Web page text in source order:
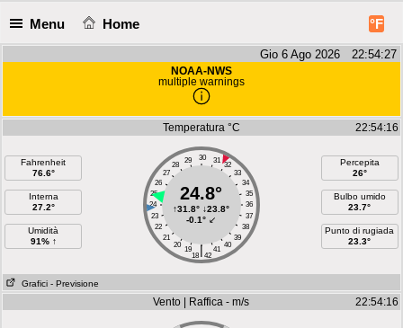
Menu Home °F
Gio 6 Ago 2026 22:54:28
NOAA-NWS
multiple warnings
Temperatura °C 22:54:16
Fahrenheit
76.6°
Interna
27.2°
Umidità
91% ↑
30
29 31
28
32
27
33
26
34
25
35
24
36
23
37
22
38
21
39
20
40
19 41
18 42
|
24.8°
↑31.8° ↓23.8°
-0.1° ↙
Percepita
26°
Bulbo umido
23.7°
Punto di rugiada
23.3°
Grafici - Previsione
Vento | Raffica - m/s 22:54:16